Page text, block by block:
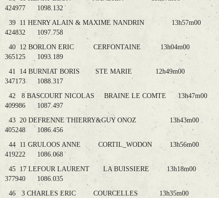
424977 1098.132
39 11 HENRY ALAIN & MAXIME NANDRIN 13h57m00
424832 1097.758
40 12 BORLON ERIC CERFONTAINE 13h04m00
365125 1093.189
41 14 BURNIAT BORIS STE MARIE 12h49m00
347173 1088.317
42 8 BASCOURT NICOLAS BRAINE LE COMTE 13h47m00
409986 1087.497
43 20 DEFRENNE THIERRY&GUY ONOZ 13h43m00
405248 1086.456
44 11 GRULOOS ANNE CORTIL_WODON 13h56m00
419222 1086.068
45 17 LEFOUR LAURENT LA BUISSIERE 13h18m00
377940 1086.035
46 3 CHARLES ERIC COURCELLES 13h35m00